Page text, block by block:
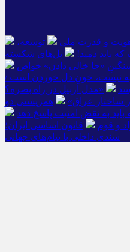
هویت و قدرت ملی
توسعه،
باید دمید!
پل‌های شکسته
«جا خالی دادن» خواص
نیست، خونِ دل خوردن است /
«مدل اربیل در راه بصره؟
ساختار عراق»
همزیستی دو
باید به نقض امنیت پاسخ دهد
و قوم
قانون اساسی ایران؛
سندی داخلی با پیام‌های جهانی